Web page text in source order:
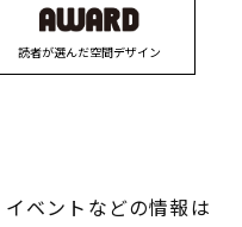
読者が選んだ空間デザイン
ベントなどの情報は